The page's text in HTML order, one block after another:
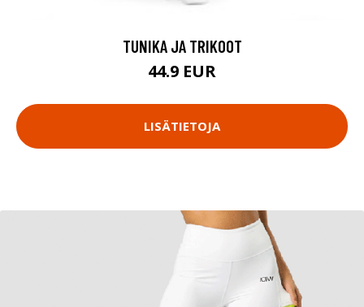
TUNIKA JA TRIKOOT
44.9 EUR
LISÄTIETOJA